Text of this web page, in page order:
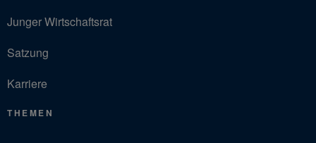
Junger Wirtschaftsrat
Satzung
Karriere
THEMEN